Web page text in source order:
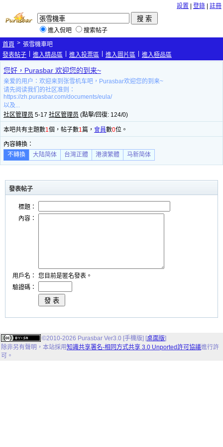
設置 登錄 註冊
進入侃吧
搜索帖子
首頁 > 張雪機車吧
發表帖子
進入精品區 進入投票區 進入圖片區 進入極品區
您好，Purasbar 欢迎您的到来~
亲爱的用户：欢迎来到张雪机车吧，Purasbar欢迎您的到来~
请先阅读我们的社区准则：
https://zh.purasbar.com/documents/eula/
以及...
社区管理员 5-17 社区管理员 (點擊/回復: 124/0)
本吧共有主題數1個，帖子數1篇， 會員數0位。
內容轉換：
不轉換
大陆简体 台灣正體 港澳繁體 马新简体
發表帖子
標題：
內容：
用戶名：
您目前是匿名發表。
驗證碼：
©2010-2026 Purasbar Ver3.0 [手機版] [桌面版]
除非另有聲明， 本站採用知識共享署名-相同方式共享 3.0 Unported許可協議進行許
可。